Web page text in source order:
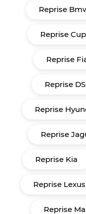
Reprise
Reprise
Reprise
Reprise DS
Reprise
Reprise
Reprise Kia
Reprise Lexus
Reprise